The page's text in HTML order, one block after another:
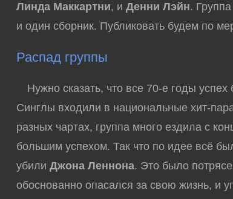
Линда Маккартни, иДенни Лэйн.
и один сборник. Публиковать будем по
Распад группы
Нужно сказать, что все 70-е годы
Синглы входили в национальные хит-
разных чартах, группа много ездила с
большим успехом. Так что по идее всё
убилиДжона Леннона. Это было
обоснованно опасался за свою жизнь, и